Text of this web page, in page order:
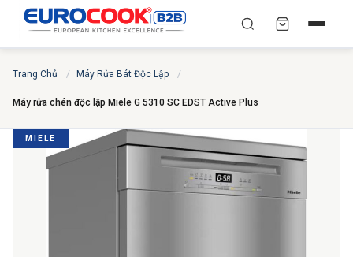
YÊU CẦU BÁO GIÁ TỐT
NHẤT
HỌ VÀ TÊN
Trang Chủ / Máy Rửa Bát Độc Lập /
Máy rửa chén độc lập Miele G 5310 SC EDST Active Plus
MIELE